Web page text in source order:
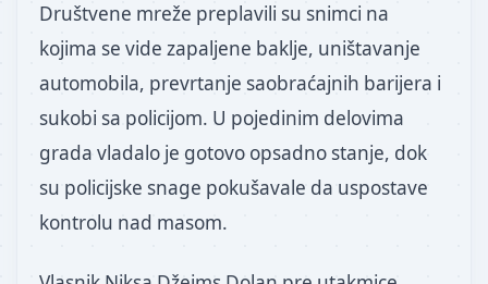
Društvene mreže preplavili su snimci na
kojima se vide zapaljene baklje, uništavanje
automobila, prevrtanje saobraćajnih barijera i
sukobi sa policijom. U pojedinim delovima
grada vladalo je gotovo opsadno stanje, dok
su policijske snage pokušavale da uspostave
kontrolu nad masom.